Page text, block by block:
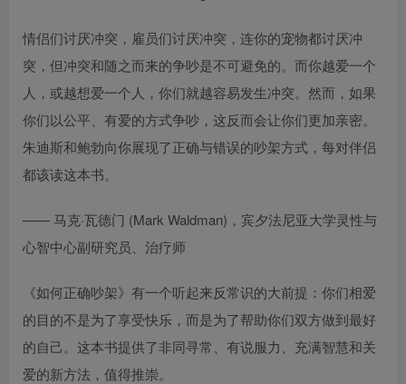
情侣们讨厌冲突，雇员们讨厌冲突，连你的宠物都讨厌冲
突，但冲突和随之而来的争吵是不可避免的。而你越爱一个
人，或越想爱一个人，你们就越容易发生冲突。然而，如果
你们以公平、有爱的方式争吵，这反而会让你们更加亲密。
朱迪斯和鲍勃向你展现了正确与错误的吵架方式，每对伴侣
都该读这本书。
—— 马克·瓦德门 (Mark Waldman)，宾夕法尼亚大学灵性与
心智中心副研究员、治疗师
《如何正确吵架》有一个听起来反常识的大前提：你们相爱
的目的不是为了享受快乐，而是为了帮助你们双方做到最好
的自己。这本书提供了非同寻常、有说服力、充满智慧和关
爱的新方法，值得推崇。